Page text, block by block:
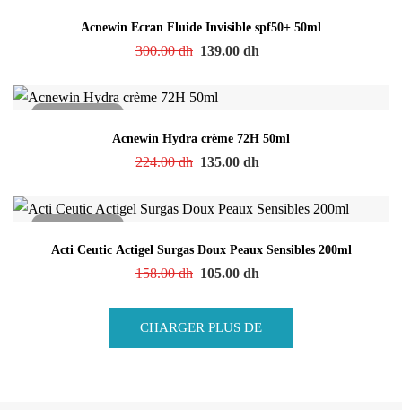
Acnewin Ecran Fluide Invisible spf50+ 50ml
300.00dh 139.00 dh
Acnewin Hydra crème 72H 50ml
224.00dh 135.00 dh
Acti Ceutic Actigel Surgas Doux Peaux Sensibles 200ml
158.00dh 105.00 dh
CHARGER PLUS DE